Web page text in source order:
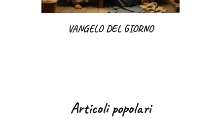
VANGELO DEL GIORNO
Articoli popolari